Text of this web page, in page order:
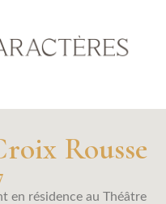
Rousse
en résidence au Théâtre